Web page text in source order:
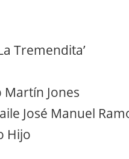
Tremendita’
Jones
José Manuel
Hijo